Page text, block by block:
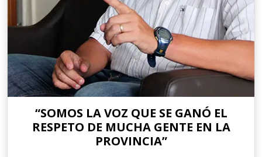
“SOMOS LA VOZ QUE SE GANÓ EL
RESPETO DE MUCHA GENTE EN LA
PROVINCIA”